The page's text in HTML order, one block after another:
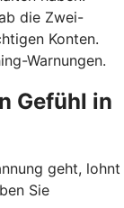
die Zwei-
Konten.
Warnungen.
Gefühl in
geht, lohnt
Sie